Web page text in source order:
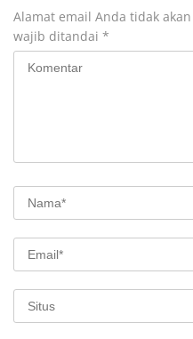
Alamat email Anda tidak
wajib ditandai *